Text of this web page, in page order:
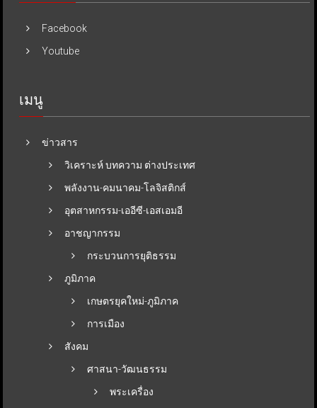
Facebook
Youtube
เมนู
ข่าวสาร
วิเคราะห์ บทความ ต่างประเทศ
พลังงาน-คมนาคม-โลจิสติกส์
อุตสาหกรรม-เออีซี-เอสเอมอี
อาชญากรรม
กระบวนการยุติธรรม
ภูมิภาค
เกษตรยุคใหม่-ภูมิภาค
การเมือง
สังคม
ศาสนา-วัฒนธรรม
พระเครื่อง